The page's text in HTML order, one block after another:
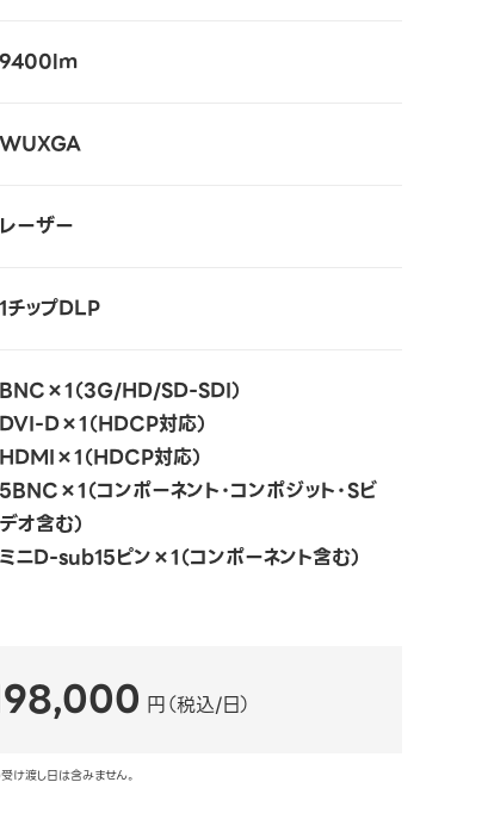
9400lm
WUXGA
レーザー
1チップDLP
BNC×1（3G/HD/SD-SDI）
DVI-D×1（HDCP対応）
HDMI×1（HDCP対応）
5BNC×1（コンポーネント・コンポジット・Sビ
デオ含む）
ミニD-sub15ピン×1（コンポーネント含む）
円（税込/日）
け渡し日は含みません。